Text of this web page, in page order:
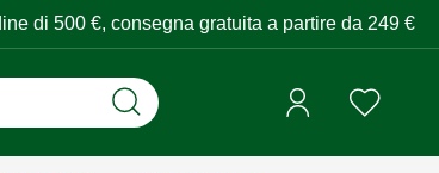
di 500 €, consegna gratuita a partire da 249 €